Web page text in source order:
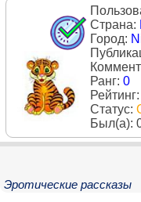
Страна:
Город:
Ранг: 0
Рейтинг:
Статус:
Был(a):
Эротические рассказы